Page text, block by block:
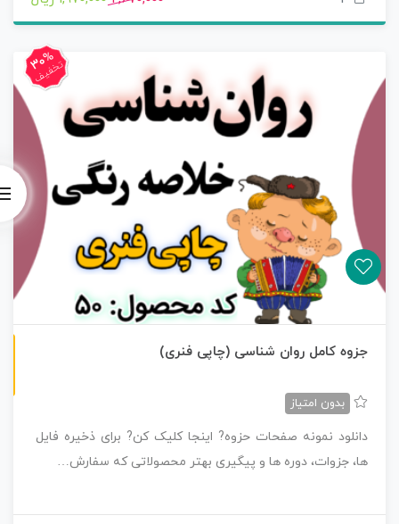
30%
تخفیف
جزوه کامل روان شناسی (چاپی فنری)
بدون امتیاز
دانلود نمونه صفحات حزوه? اینجا کلیک کن? برای ذخیره فایل
ها، جزوات، دوره ها و پیگیری بهتر محصولاتی که سفارش…